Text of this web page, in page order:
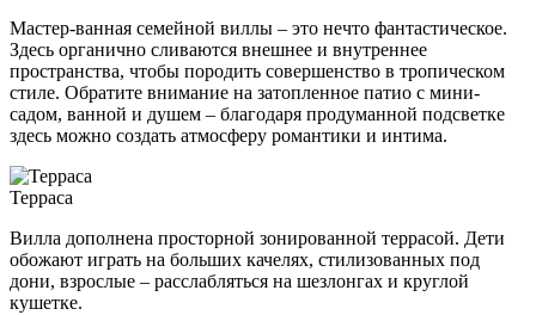
Мастер-ванная семейной виллы – это нечто фантастическое.
Здесь органично сливаются внешнее и внутреннее
пространства, чтобы породить совершенство в тропическом
стиле. Обратите внимание на затопленное патио с мини-
садом, ванной и душем – благодаря продуманной подсветке
здесь можно создать атмосферу романтики и интима.
Терраса
Вилла дополнена просторной зонированной террасой. Дети
обожают играть на больших качелях, стилизованных под
дони, взрослые – расслабляться на шезлонгах и круглой
кушетке.